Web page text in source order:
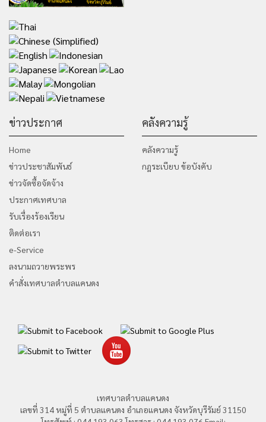
ข่าวประกาศ
Home
ข่าวประชาสัมพันธ์
ข่าวจัดซื้อจัดจ้าง
ประกาศเทศบาล
รับเรื่องร้องเรียน
ติดต่อเรา
e-Service
ลงนามถวายพระพร
คำสั่งเทศบาลตำบลแคนดง
คลังความรู้
คลังความรู้
กฎระเบียบ ข้อบังคับ
เทศบาลตำบลแคนดง
เลขที่ 314 หมู่ที่ 5 ตำบลแคนดง อำเภอแคนดง จังหวัดบุรีรัมย์ 31150